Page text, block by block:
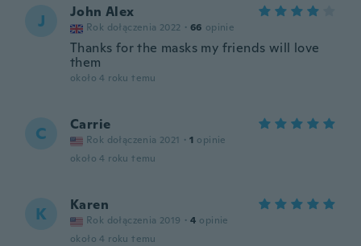
J John Alex
Rok dołączenia 2022 · 66 opinie
Thanks for the masks my friends will love
them
około 4 roku temu
C Carrie
Rok dołączenia 2021 · 1 opinie
około 4 roku temu
K Karen
Rok dołączenia 2019 · 4 opinie
około 4 roku temu